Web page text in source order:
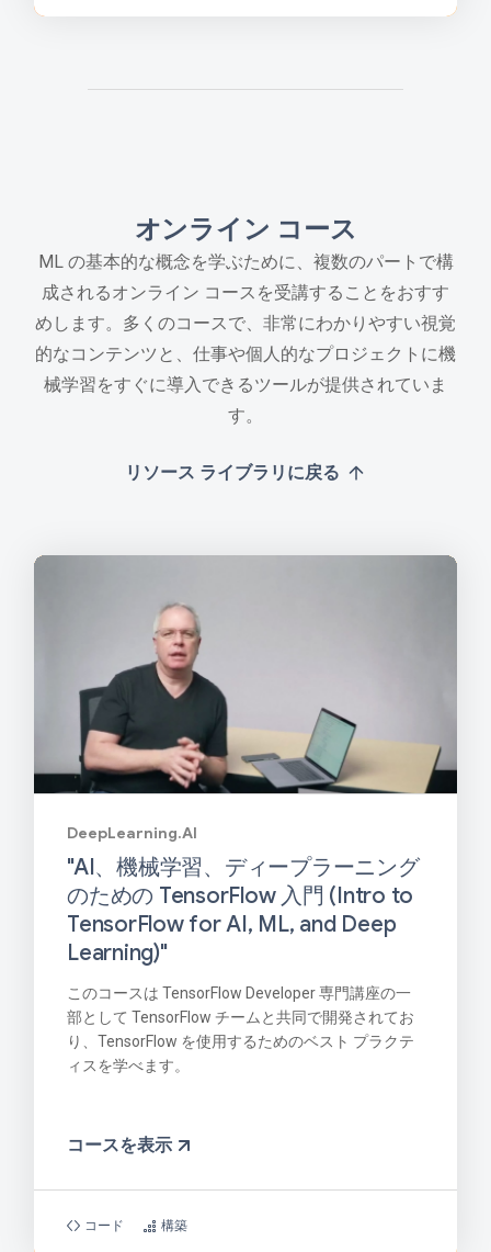
オンライン コース
ML の基本的な概念を学ぶために、複数のパートで構
成されるオンライン コースを受講することをおすす
めします。多くのコースで、非常にわかりやすい視覚
的なコンテンツと、仕事や個人的なプロジェクトに機
械学習をすぐに導入できるツールが提供されていま
す。
リソース ライブラリに戻る
DeepLearning.AI
"AI、機械学習、ディープラーニング
のための TensorFlow 入門 (Intro to
TensorFlow for AI, ML, and Deep
Learning)"
このコースは TensorFlow Developer 専門講座の一
部として TensorFlow チームと共同で開発されてお
り、TensorFlow を使用するためのベスト プラクテ
ィスを学べます。
コースを表示
コード 構築